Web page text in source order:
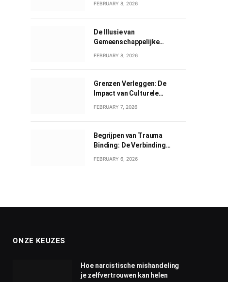
FEBRUARY 8, 2026
De Illusie van
Gemeenschappelijke
FEBRUARY 8, 2026
Grenzen Verleggen: De
Impact van Culturele
Wisselwerkingen
FEBRUARY 7, 2026
Begrijpen van Trauma
Binding: De Verbinding
FEBRUARY 6, 2026
ONZE KEUZES
Hoe narcistische mishandeling
je zelfvertrouwen kan helen